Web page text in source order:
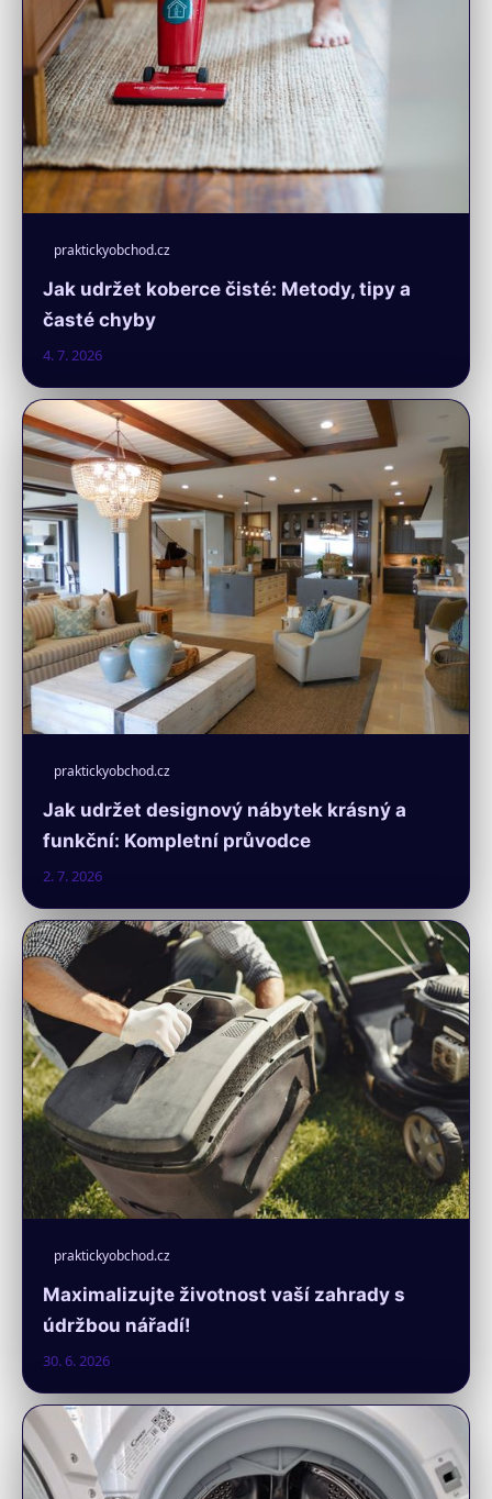
praktickyobchod.cz
Jak udržet koberce čisté: Metody, tipy a
časté chyby
4. 7. 2026
praktickyobchod.cz
Jak udržet designový nábytek krásný a
funkční: Kompletní průvodce
2. 7. 2026
praktickyobchod.cz
Maximalizujte životnost vaší zahrady s
údržbou nářadí!
30. 6. 2026